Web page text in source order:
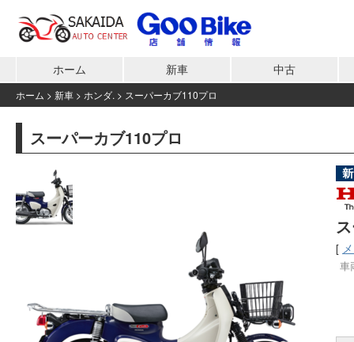
ホーム 新車 中古
ホーム > 新車 > ホンダ. > スーパーカブ110プロ
スーパーカブ110プロ
[
車